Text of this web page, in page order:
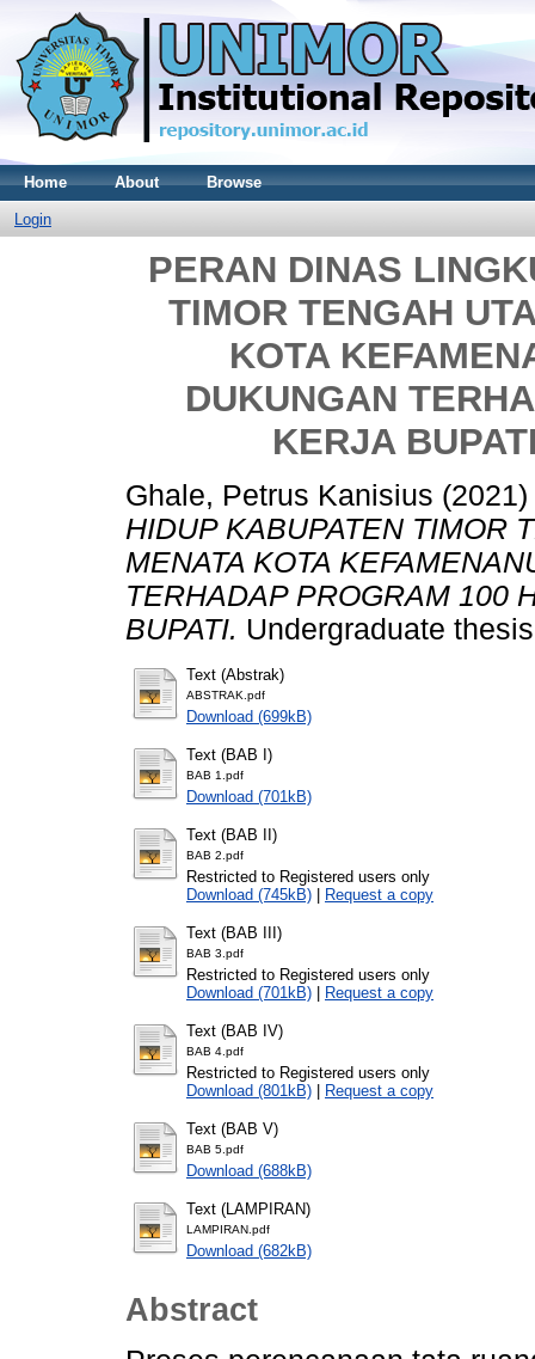
Home About Browse
Login
PERAN DINAS
TIMOR TENGAH
KOTA
DUKUNGAN
KERJA
Ghale, Petrus Kanisius (2021)
HIDUP KABUPATEN TIMOR
MENATA KOTA
TERHADAP PROGRAM 100
BUPATI. Undergraduate
Text (Abstrak)
ABSTRAK.pdf
Download (699kB)
Text (BAB I)
BAB 1.pdf
Download (701kB)
Text (BAB II)
BAB 2.pdf
Restricted to Registered users only
Download (745kB) | Request a copy
Text (BAB III)
BAB 3.pdf
Restricted to Registered users only
Download (701kB) | Request a copy
Text (BAB IV)
BAB 4.pdf
Restricted to Registered users only
Download (801kB) | Request a copy
Text (BAB V)
BAB 5.pdf
Download (688kB)
Text (LAMPIRAN)
LAMPIRAN.pdf
Download (682kB)
Abstract